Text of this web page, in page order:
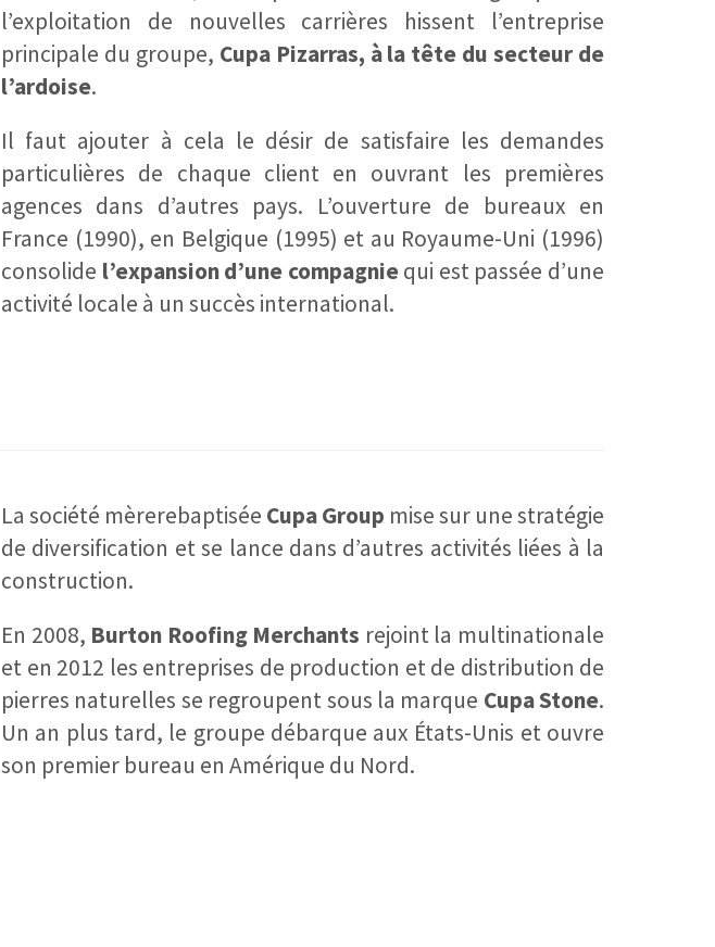
l’exploitation de nouvelles carrières hissent l’entreprise
principale du groupe, Cupa Pizarras, à la tête du secteur de
l’ardoise.
Il faut ajouter à cela le désir de satisfaire les demandes
particulières de chaque client en ouvrant les premières
agences dans d’autres pays. L’ouverture de bureaux en
France (1990), en Belgique (1995) et au Royaume-Uni (1996)
consolide l’expansion d’une compagniequi est passée d’une
activité locale à un succès international.
La société mèrerebaptisée Cupa Group mise sur une stratégie
de diversification et se lance dans d’autres activités liées à la
construction.
En 2008, Burton Roofing Merchants rejoint la multinationale
et en 2012 les entreprises de production et de distribution de
pierres naturelles se regroupent sous la marque Cupa Stone.
Un an plus tard, le groupe débarque aux États-Unis et ouvre
son premier bureau en Amérique du Nord.